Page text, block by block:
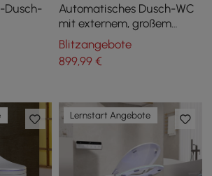
Dusch-
und
Automatisches Dusch-WC
mit externem, großem
Spülkasten und UV-
Sterilisation
Blitzangebote
899,99€
Lernstart Angebote